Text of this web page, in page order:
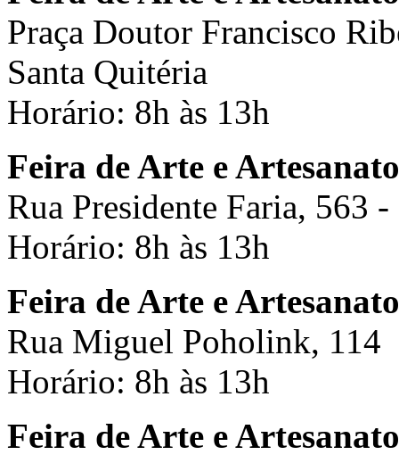
Praça Doutor Francisco
Santa Quitéria
Horário: 8h às 13h
Feira de Arte e
Rua Presidente Faria, 563
Horário: 8h às 13h
Feira de Arte e
Rua Miguel Poholink, 114
Horário: 8h às 13h
Feira de Arte e